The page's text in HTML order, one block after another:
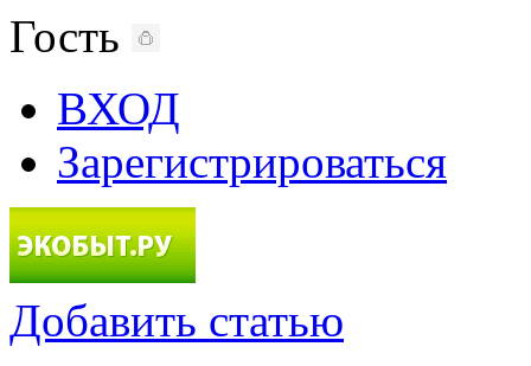
Гость
ВХОД
Зарегистрироваться
Добавить статью